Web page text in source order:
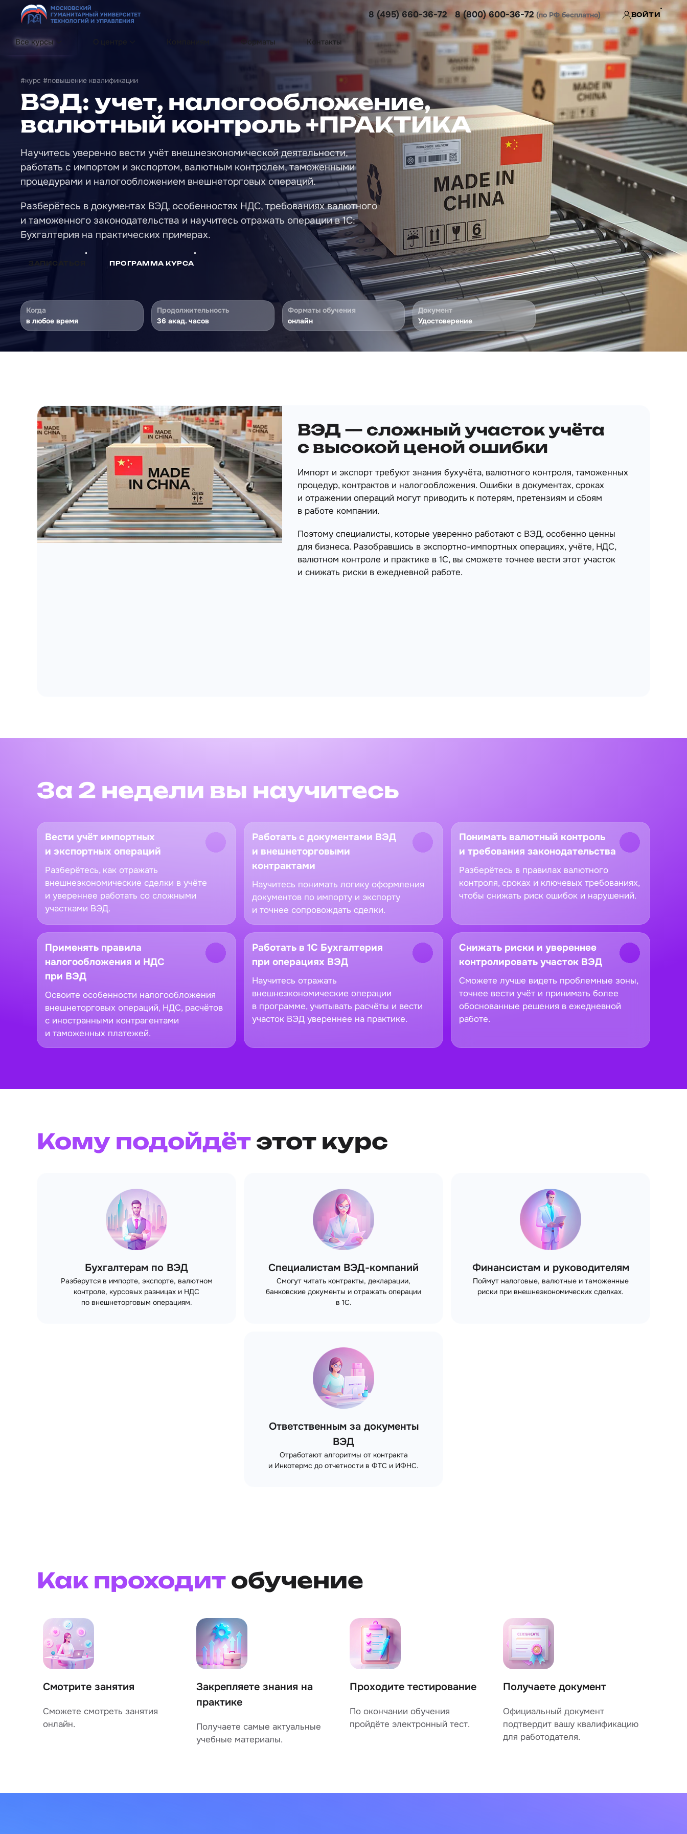
Перейти к содержимому
8 (495) 660-36-72 8 (800) 600-36-72(по РФ бесплатно) ВОЙТИ
Все курсы Форматы Контакты
#курс #повышение квалификации
ВЭД: учет, налогообложение,
валютный контроль +ПРАКТИКА
Научитесь уверенно вести учёт внешнеэкономической деятельности,
работать с импортом и экспортом, валютным контролем, таможенными
процедурами и налогообложением внешнеторговых операций.
Разберётесь в документах ВЭД, особенностях НДС, требованиях валютного
и таможенного законодательства и научитесь отражать операции в 1С:
Бухгалтерия на практических примерах.
ЗАПИСАТЬСЯ ПРОГРАММА КУРСА
Когда
в любое время
Продолжительность
36 акад. часов
Форматы обучения
онлайн
Документ
Удостоверение
ВЭД — сложный участок учёта
с высокой ценой ошибки
Импорт и экспорт требуют знания бухучёта, валютного контроля, таможенных
процедур, контрактов и налогообложения. Ошибки в документах, сроках
и отражении операций могут приводить к потерям, претензиям и сбоям
в работе компании.
Поэтому специалисты, которые уверенно работают с ВЭД, особенно ценны
для бизнеса. Разобравшись в экспортно-импортных операциях, учёте, НДС,
валютном контроле и практике в 1С, вы сможете точнее вести этот участок
и снижать риски в ежедневной работе.
За 2 недели вы научитесь
Вести учёт импортных
и экспортных операций
Разберётесь, как отражать
внешнеэкономические сделки в учёте
и увереннее работать со сложными
участками ВЭД.
Работать с документами ВЭД
и внешнеторговыми
контрактами
Научитесь понимать логику оформления
документов по импорту и экспорту
и точнее сопровождать сделки.
Понимать валютный контроль
и требования законодательства
Разберётесь в правилах валютного
контроля, сроках и ключевых требованиях,
чтобы снижать риск ошибок и нарушений.
Применять правила
налогообложения и НДС
при ВЭД
Освоите особенности налогообложения
внешнеторговых операций, НДС, расчётов
с иностранными контрагентами
и таможенных платежей.
Работать в 1С Бухгалтерия
при операциях ВЭД
Научитесь отражать
внешнеэкономические операции
в программе, учитывать расчёты и вести
участок ВЭД увереннее на практике.
Снижать риски и увереннее
контролировать участок ВЭД
Сможете лучше видеть проблемные зоны,
точнее вести учёт и принимать более
обоснованные решения в ежедневной
работе.
Кому подойдёт этот курс
Бухгалтерам по ВЭД
Разберутся в импорте, экспорте, валютном
контроле, курсовых разницах и НДС
по внешнеторговым операциям.
Специалистам ВЭД-компаний
Смогут читать контракты, декларации,
банковские документы и отражать операции
в 1С.
Финансистам и руководителям
Поймут налоговые, валютные и таможенные
риски при внешнеэкономических сделках.
Ответственным за документы
ВЭД
Отработают алгоритмы от контракта
и Инкотермс до отчетности в ФТС и ИФНС.
Как проходит обучение
Смотрите занятия
Сможете смотреть занятия
онлайн.
Закрепляете знания на
практике
Получаете самые актуальные
учебные материалы.
Проходите тестирование
По окончании обучения
пройдёте электронный тест.
Получаете документ
Официальный документ
подтвердит вашу квалификацию
для работодателя.